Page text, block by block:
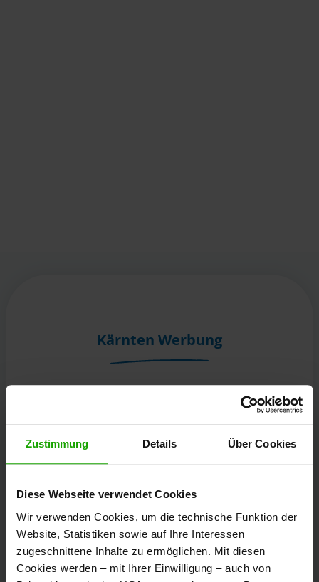
Zustimmung Details Über Cookies
Diese Webseite verwendet Cookies
Wir verwenden Cookies, um die technische Funktion der
Website, Statistiken sowie auf Ihre Interessen
zugeschnittene Inhalte zu ermöglichen. Mit diesen
Cookies werden – mit Ihrer Einwilligung – auch von
Kärnten Werbung
Österreich
+43/463/3000
info@kaernten.at
Bleibe informiert!